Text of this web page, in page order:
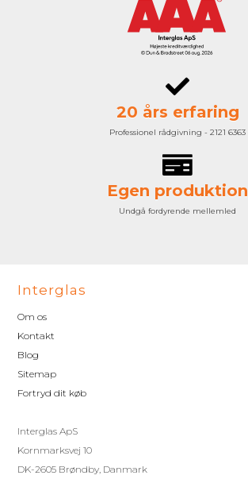
20 års erfaring
Professionel rådgivning - 2121 6363
Egen produktion
Undgå fordyrende mellemled
Interglas
Om os
Kontakt
Blog
Sitemap
Fortryd dit køb
Interglas ApS
Kornmarksvej 10
DK-2605 Brøndby, Danmark